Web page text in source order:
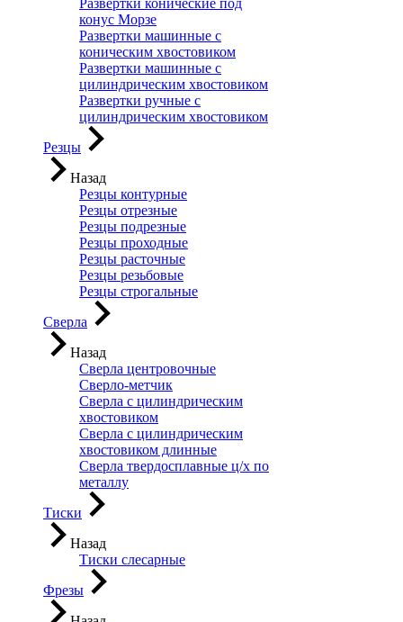
Развертки конические под
конус Морзе
Развертки машинные с
коническим хвостовиком
Развертки машинные с
цилиндрическим хвостовиком
Развертки ручные с
цилиндрическим хвостовиком
Резцы
Назад
Резцы контурные
Резцы отрезные
Резцы подрезные
Резцы проходные
Резцы расточные
Резцы резьбовые
Резцы строгальные
Сверла
Назад
Сверла центровочные
Сверло-метчик
Сверла с цилиндрическим
хвостовиком
Сверла с цилиндрическим
хвостовиком длинные
Сверла твердосплавные ц/х по
металлу
Тиски
Назад
Тиски слесарные
Фрезы